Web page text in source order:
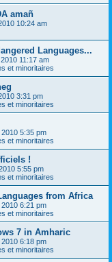
amañ
10:24 am
Languages...
11:17 am
et minoritaires
3:31 pm
et minoritaires
5:35 pm
et minoritaires
!
5:55 pm
et minoritaires
from Africa
6:21 pm
et minoritaires
7 in Amharic
6:18 pm
et minoritaires